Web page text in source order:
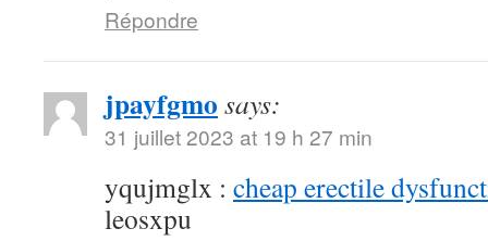
Répondre
jpayfgmo says:
31 juillet 2023 at 19 h 27 min
yqujmglx : cheap erectile
leosxpu